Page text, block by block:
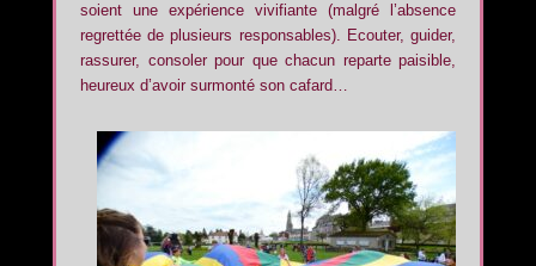
soient une expérience vivifiante (malgré l’absence
regrettée de plusieurs responsables). Ecouter, guider,
rassurer, consoler pour que chacun reparte paisible,
heureux d’avoir surmonté son cafard…